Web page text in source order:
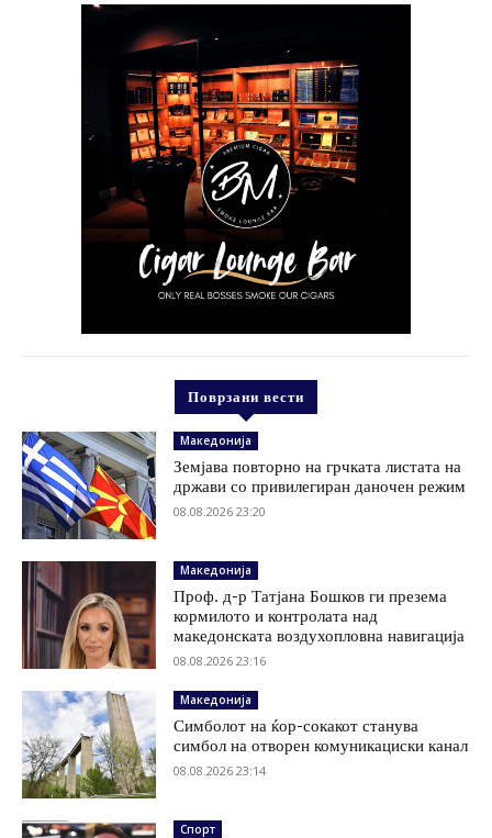
Поврзани вести
Македонија
Земјава повторно на грчката листата на
држави со привилегиран даночен режим
08.08.2026 23:20
Македонија
Проф. д-р Татјана Бошков ги презема
кормилото и контролата над
македонската воздухопловна навигација
08.08.2026 23:16
Македонија
Симболот на ќор-сокакот станува
симбол на отворен комуникациски канал
08.08.2026 23:14
Спорт